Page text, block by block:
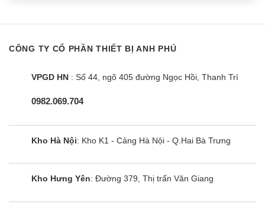
CÔNG TY CỔ PHẦN THIẾT BỊ ANH PHÚ
VPGD HN : Số 44, ngõ 405 đường Ngọc Hồi, Thanh Trì
0982.069.704
Kho Hà Nội: Kho K1 - Cảng Hà Nội - Q.Hai Bà Trưng
Kho Hưng Yên: Đường 379, Thị trấn Văn Giang